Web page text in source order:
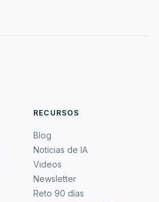
RECURSOS
Blog
Noticias de IA
Videos
Newsletter
Reto 90 días